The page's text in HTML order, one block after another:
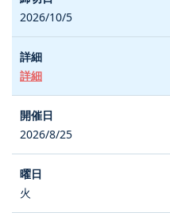
2026/10/5
詳細
2026/8/25
火